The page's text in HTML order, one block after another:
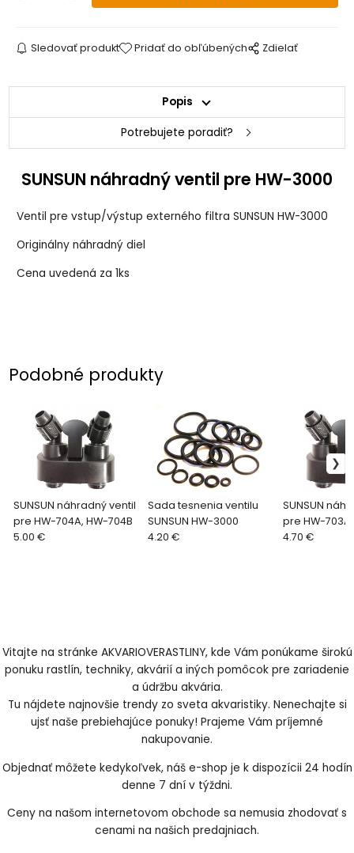
Sledovať produkt Pridať do obľúbených Zdielať
Popis
Potrebujete poradiť?
SUNSUN náhradný ventil pre HW-3000
Ventil pre vstup/výstup externého filtra SUNSUN HW-3000
Originálny náhradný diel
Cena uvedená za 1ks
Podobné produkty
SUNSUN náhradný ventil
pre HW-704A, HW-704B
5.00 €
Sada tesnenia ventilu
SUNSUN HW-3000
4.20 €
SUNSUN
pre HW-
4.70 €
Vitajte na stránke AKVARIOVERASTLINY, kde Vám ponúkame širokú
ponuku rastlín, techniky, akvárií a iných pomôcok pre zariadenie
a údržbu akvária.
Tu nájdete najnovšie trendy zo sveta akvaristiky. Nenechajte si
ujsť naše prebiehajúce ponuky! Prajeme Vám príjemné
nakupovanie.
Objednať môžete kedykoľvek, náš e-shop je k dispozícii 24 hodín
denne 7 dní v týždni.
Ceny na našom internetovom obchode sa nemusia zhodovať s
cenami na našich predajniach.